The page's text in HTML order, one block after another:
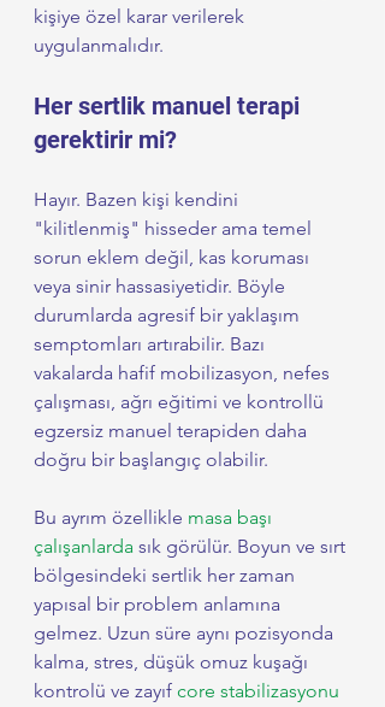
kişiye özel karar verilerek
uygulanmalıdır.
Her sertlik manuel terapi
gerektirir mi?
Hayır. Bazen kişi kendini
"kilitlenmiş" hisseder ama temel
sorun eklem değil, kas koruması
veya sinir hassasiyetidir. Böyle
durumlarda agresif bir yaklaşım
semptomları artırabilir. Bazı
vakalarda hafif mobilizasyon, nefes
çalışması, ağrı eğitimi ve kontrollü
egzersiz manuel terapiden daha
doğru bir başlangıç olabilir.
Bu ayrım özellikle masa başı
çalışanlarda sık görülür. Boyun ve sırt
bölgesindeki sertlik her zaman
yapısal bir problem anlamına
gelmez. Uzun süre aynı pozisyonda
kalma, stres, düşük omuz kuşağı
kontrolü ve zayıf core stabilizasyonu